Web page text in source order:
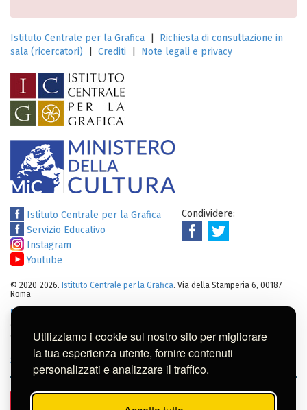
Utilizziamo i cookie sul nostro sito per migliorare
la tua esperienza utente, fornire contenuti
personalizzati e analizzare il traffico.
Istituto Centrale per la Grafica
Richiesta di consultazione in
sala (ricercatori)
Crediti Note legali e privacy
Istituto Centrale per la Grafica
Servizio Educativo
Instagram
Youtube
Condividere:
© 2020-2026. Istituto Centrale per la Grafica. Via della Stamperia 6, 00187
Roma
Note legali
altro materiale pubblicato su questo sito sono soggetti alle leggi sul
diritto di autore.
Per usi commerciali dei contenuti contattare l'Istituto:
gr@cultura.gov.it